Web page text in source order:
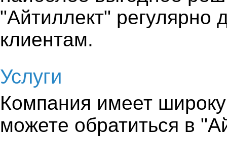
"Айтиллект" регулярно
клиентам.
Услуги
Компания имеет
можете обратиться в